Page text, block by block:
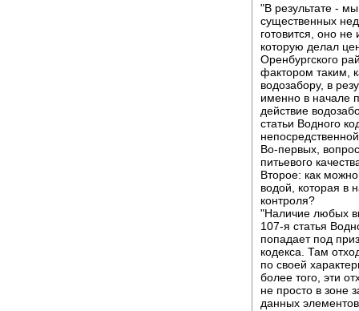
"В результате -
существенных
готовится, оно
которую делал
Оренбургского
фактором таким,
водозабору, в
именно в начале
действие
статьи Водного
Во-первых,
питьевого
Второе: как
водой, которая в
контроля?
"Наличие любых
107-я статья
попадает под
кодекса. Там
по своей
более того, эти
не просто в зоне
данных